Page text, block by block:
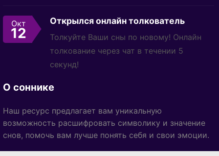
Окт
12
Открылся онлайн толкователь
Толкуйте Ваши сны по новому! Онлайн
толкование через чат в течении 5
секунд!
О соннике
Наш ресурс предлагает вам уникальную
возможность расшифровать символику и значение
снов, помочь вам лучше понять себя и свои эмоции.